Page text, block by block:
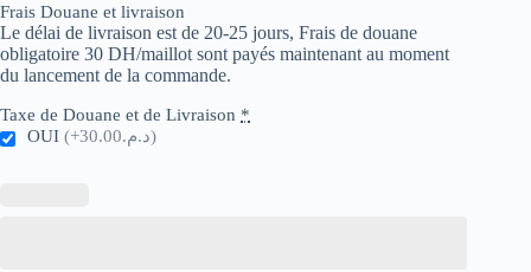
Frais Douane et livraison
Le délai de livraison est de 20-25 jours, Frais de douane
obligatoire 30 DH/maillot sont payés maintenant au moment
du lancement de la commande.
Taxe de Douane et de Livraison *
OUI
(+د.م.30.00)